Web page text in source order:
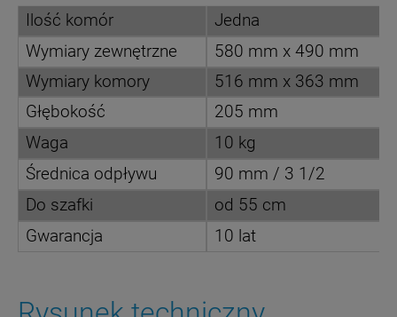
Ilość komór
Jedna
Wymiary zewnętrzne
580 mm x 490 mm
Wymiary komory
516 mm x 363 mm
Głębokość
205 mm
Waga
10 kg
Średnica odpływu
90 mm / 3 1/2
Do szafki
od 55 cm
Gwarancja
10 lat